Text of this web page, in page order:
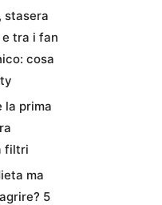
stasera
tra i fan
cosa
la prima
filtri
ma
5